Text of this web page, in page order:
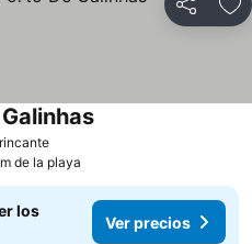
Compartir
Ver precios
Ver precios
de la playa
los
Ver precios